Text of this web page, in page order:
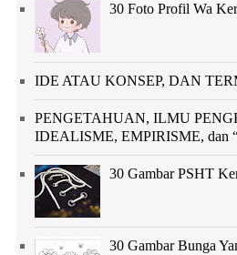
30 Foto Profil Wa
IDE ATAU KONSEP, DAN
PENGETAHUAN, ILMU
IDEALISME, EMPIRISME, dan
30 Gambar PSHT
30 Gambar Bunga